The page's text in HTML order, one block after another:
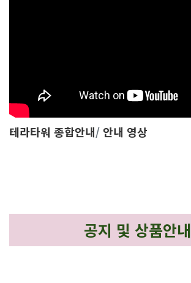
테라타워 종합안내/ 안내 영상
공지 및 상품안내